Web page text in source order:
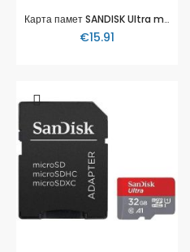
Карта памет SANDISK Ultra micro SDHC UHS-I, A1, 32GB, Class 10, 100Mb/s
€15.91